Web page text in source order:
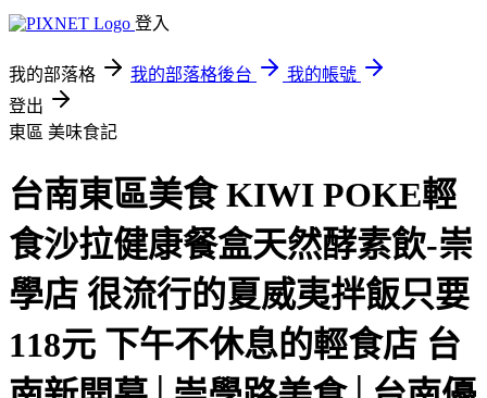
登入
我的部落格 我的部落格後台
我的帳號
登出
東區 美味食記
台南東區美食 KIWI POKE輕
食沙拉健康餐盒天然酵素飲-崇
學店 很流行的夏威夷拌飯只要
118元 下午不休息的輕食店 台